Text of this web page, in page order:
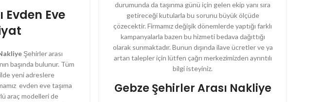
Evden Eve
Şehirler arası
başında bulunur. Tüm
yeni adreslere
evden eve taşıma
araç modelleri de
durumunda da taşınma günü için gelen ekip yanı sıra
getireceği kutularla bu sorunu büyük ölçüde
çözecektir. Firmamız değişik dönemlerde yaptığı farklı
kampanyalarla bazen bu hizmeti bedava dağıttığı
olarak sunmaktadır. Bunun dışında ilave ücretler ve ya
artan talepler için lütfen çağrı merkezimizden ayrıntılı
bilgi isteyiniz.
Gebze Şehirler Arası Nakliye